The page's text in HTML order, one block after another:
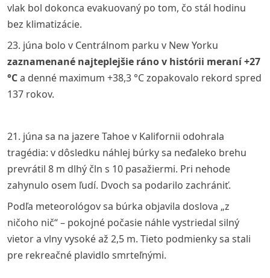
vlak bol dokonca evakuovaný po tom, čo stál hodinu
bez klimatizácie.
23. júna bolo v Centrálnom parku v New Yorku
zaznamenané najteplejšie ráno v histórii meraní +27
°Ca denné maximum +38,3 °C zopakovalo rekord spred
137 rokov.
21. júna sa na jazere Tahoe v Kalifornii odohrala
tragédia: v dôsledku náhlej búrky sa neďaleko brehu
prevrátil 8 m dlhý čln s 10 pasažiermi. Pri nehode
zahynulo osem ľudí. Dvoch sa podarilo zachrániť.
Podľa meteorológov sa búrka objavila doslova „z
ničoho nič“ – pokojné počasie náhle vystriedal silný
vietor a vlny vysoké až 2,5 m. Tieto podmienky sa stali
pre rekreačné plavidlo smrteľnými.